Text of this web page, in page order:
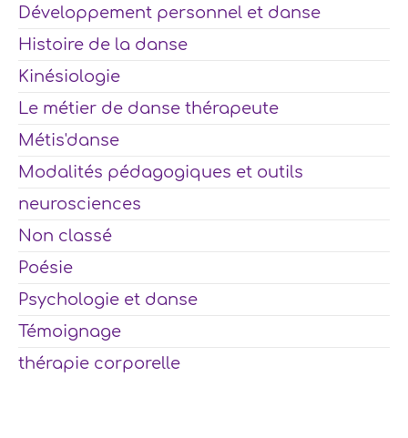
Développement personnel et danse
Histoire de la danse
Kinésiologie
Le métier de danse thérapeute
Métis'danse
Modalités pédagogiques et outils
neurosciences
Non classé
Poésie
Psychologie et danse
Témoignage
thérapie corporelle